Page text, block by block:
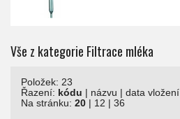
Vše z kategorie Filtrace mléka
Položek: 23
Řazení: kódu názvu data vložení
Na stránku: 20 12 36